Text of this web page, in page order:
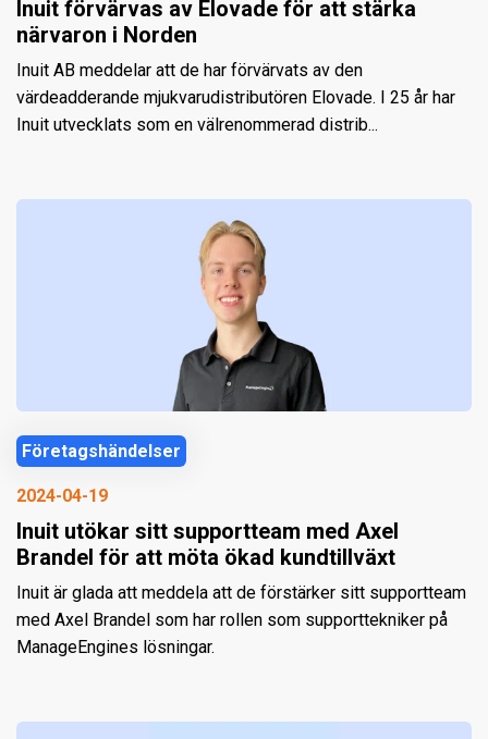
Inuit förvärvas av Elovade för att stärka
närvaron i Norden
Inuit AB meddelar att de har förvärvats av den
värdeadderande mjukvarudistributören Elovade. I 25 år har
Inuit utvecklats som en välrenommerad distrib...
Företagshändelser
2024-04-19
Inuit utökar sitt supportteam med Axel
Brandel för att möta ökad kundtillväxt
Inuit är glada att meddela att de förstärker sitt supportteam
med Axel Brandel som har rollen som supporttekniker på
ManageEngines lösningar.